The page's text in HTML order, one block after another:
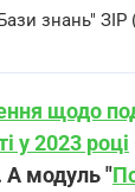
знань" ЗІР
щодо
у 2023 році
А модуль "